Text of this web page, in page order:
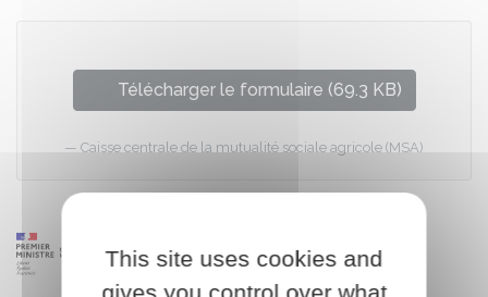
Télécharger le formulaire (69.3 KB)
Caisse centrale de la mutualité sociale agricole (MSA)
This site uses cookies and
gives you control over what